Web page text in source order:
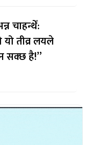
चाहन्थेँ:
तीव्र लयले
सक्छ है!”